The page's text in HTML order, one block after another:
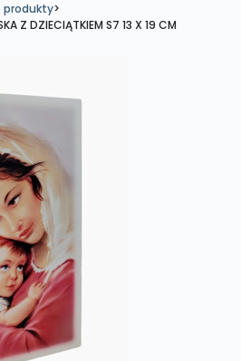
produkty>
Z DZIECIĄTKIEM S7 13 X 19 CM